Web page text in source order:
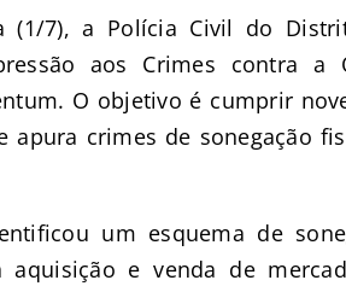
(1/7), a Polícia Civil do
aos Crimes contra a
O objetivo é cumprir
apura crimes de sonegação
um esquema de
aquisição e venda de